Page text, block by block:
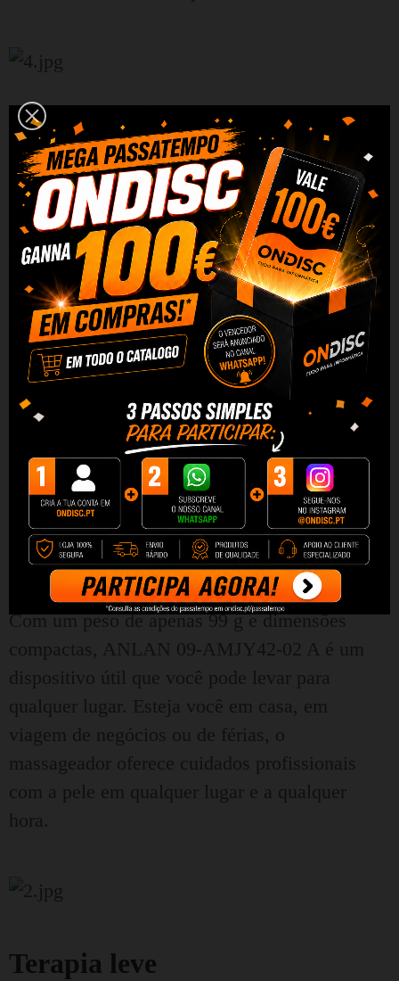
Elementos de contato
banhados a ouro
A superfície de contato do aparelho revestida
com ouro 24 quilates é uma garantia de
segurança mesmo para a pele mais sensível. O
ouro, como material extremamente delicado e
condutor, melhora a condutividade das
microcorrentes e minimiza o risco de irritação.
Isso torna o massageador ideal para pessoas
com pele delicada.
Design compacto
Com um peso de apenas 99 g e dimensões
compactas, ANLAN 09-AMJY42-02 A é um
dispositivo útil que você pode levar para
qualquer lugar. Esteja você em casa, em
viagem de negócios ou de férias, o
massageador oferece cuidados profissionais
com a pele em qualquer lugar e a qualquer
hora.
Terapia leve